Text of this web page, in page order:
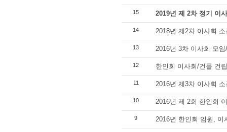
15 2019년 제 2차 정기 이
14 2018년 제2차 이사회 소
13 2016년 3차 이사회 모임
12 한인회 이사회/건물 건
11 2016년 제3차 이사회 소
10 2016년 제 2회 한인회
9 2016년 한인회 임원, 이